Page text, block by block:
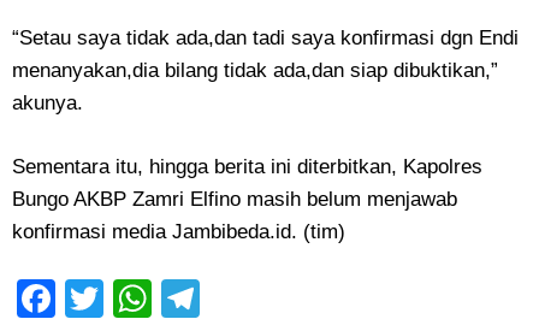
“Setau saya tidak ada,dan tadi saya konfirmasi dgn Endi
menanyakan,dia bilang tidak ada,dan siap dibuktikan,”
akunya.
Sementara itu, hingga berita ini diterbitkan, Kapolres
Bungo AKBP Zamri Elfino masih belum menjawab
konfirmasi media Jambibeda.id. (tim)
Facebook
TwitterWhatsApp